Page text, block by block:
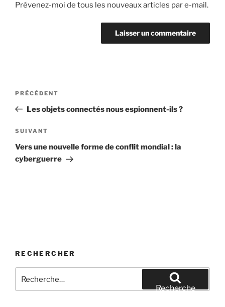
Prévenez-moi de tous les nouveaux articles par e-mail.
Navigation
l’article
Article
précédent
PRÉCÉDENT
Les objets connectés nous espionnent-ils ?
Article
suivant
SUIVANT
Vers une nouvelle forme de conflit mondial : la
cyberguerre
RECHERCHER
pour
Recherche